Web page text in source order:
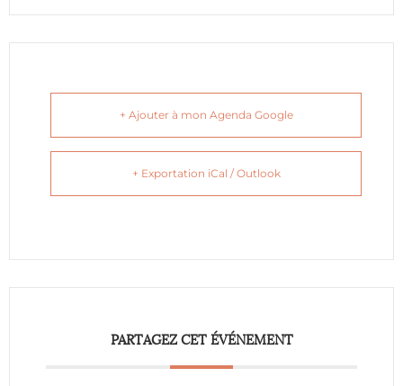
+ Ajouter à mon Agenda Google
+ Exportation iCal / Outlook
PARTAGEZ CET ÉVÉNEMENT